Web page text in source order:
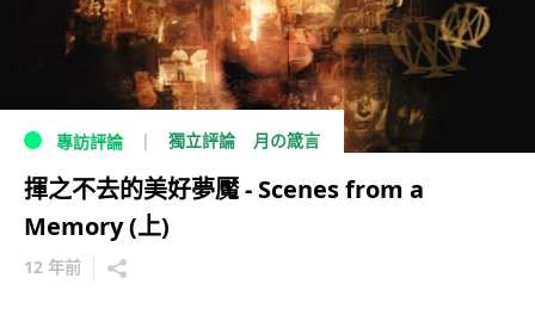
專訪評論 獨立評論 月の箴言
揮之不去的美好夢魘 - Scenes from a
Memory (上)
12 年前